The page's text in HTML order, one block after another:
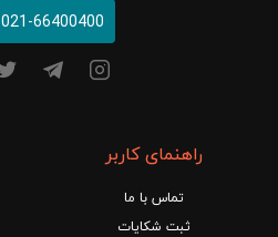
021-66400400
راهنمای کاربر
تماس با ما
ثبت شکایات